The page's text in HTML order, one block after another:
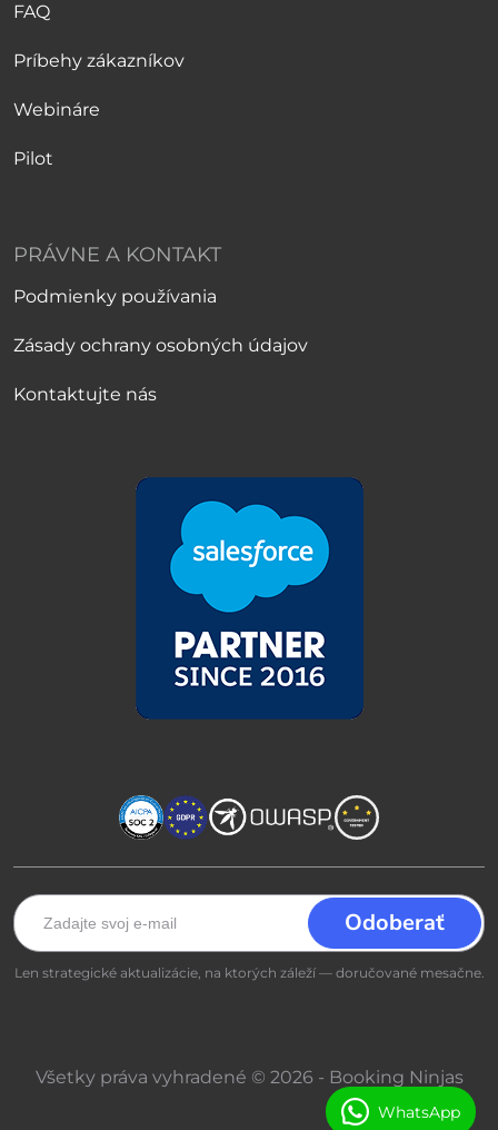
FAQ
Príbehy zákazníkov
Webináre
Pilot
PRÁVNE A KONTAKT
Podmienky používania
Zásady ochrany osobných údajov
Kontaktujte nás
Len strategické aktualizácie, na ktorých záleží — doručované mesačne.
Všetky práva vyhradené © 2026 - Booking Ninjas
WhatsApp